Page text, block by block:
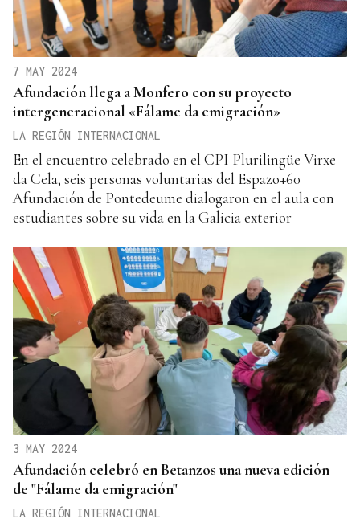
7 MAY 2024
Afundación llega a Monfero con su proyecto
intergeneracional «Fálame da emigración»
LA REGIÓN INTERNACIONAL
En el encuentro celebrado en el CPI Plurilingüe Virxe
da Cela, seis personas voluntarias del Espazo+60
Afundación de Pontedeume dialogaron en el aula con
estudiantes sobre su vida en la Galicia exterior
3 MAY 2024
Afundación celebró en Betanzos una nueva edición
de "Fálame da emigración"
LA REGIÓN INTERNACIONAL